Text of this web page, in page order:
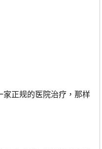
家正规的医院治疗，那样